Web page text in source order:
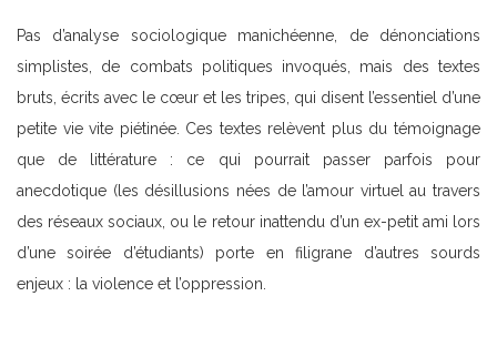
Pas d’analyse sociologique manichéenne, de dénonciations
simplistes, de combats politiques invoqués, mais des textes
bruts, écrits avec le cœur et les tripes, qui disent l’essentiel d’une
petite vie vite piétinée. Ces textes relèvent plus du témoignage
que de littérature : ce qui pourrait passer parfois pour
anecdotique (les désillusions nées de l’amour virtuel au travers
des réseaux sociaux, ou le retour inattendu d’un ex-petit ami lors
d’une soirée d’étudiants) porte en filigrane d’autres sourds
enjeux : la violence et l’oppression.